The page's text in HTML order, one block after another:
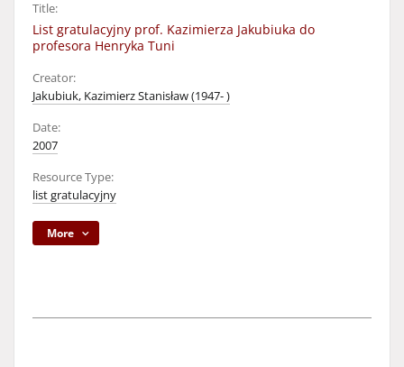
Title:
List gratulacyjny prof. Kazimierza Jakubiuka do
profesora Henryka Tuni
Creator:
Jakubiuk, Kazimierz Stanisław (1947- )
Date:
2007
Resource Type:
list gratulacyjny
More